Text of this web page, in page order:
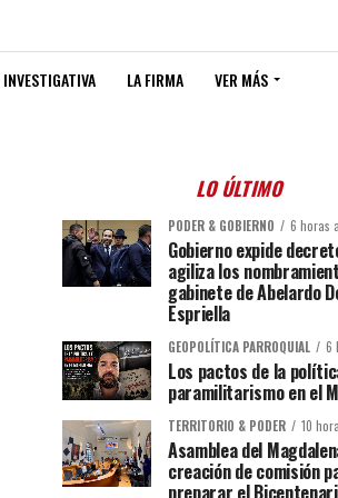
LA FIRMA VER MÁS
LO ÚLTIMO
PODER & GOBIERNO 6 horas
Gobierno expide
agiliza los
gabinete de Abelardo
Espriella
GEOPOLÍTICA PARROQUIAL 6
Los pactos de la
paramilitarismo en el
TERRITORIO & PODER 10
Asamblea del
creación de comisión
preparar el